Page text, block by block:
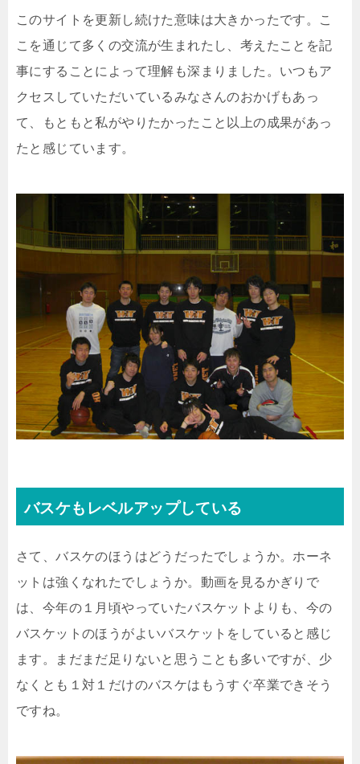
このサイトを更新し続けた意味は大きかったです。こ
こを通じて多くの交流が生まれたし、考えたことを記
事にすることによって理解も深まりました。いつもア
クセスしていただいているみなさんのおかげもあっ
て、もともと私がやりたかったこと以上の成果があっ
たと感じています。
バスケもレベルアップしている
さて、バスケのほうはどうだったでしょうか。ホーネ
ットは強くなれたでしょうか。動画を見るかぎりで
は、今年の１月頃やっていたバスケットよりも、今の
バスケットのほうがよいバスケットをしていると感じ
ます。まだまだ足りないと思うことも多いですが、少
なくとも１対１だけのバスケはもうすぐ卒業できそう
ですね。